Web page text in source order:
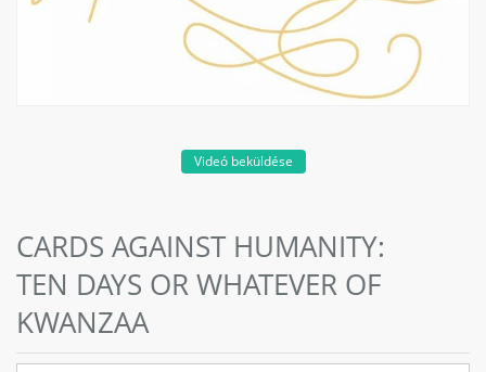
Videó beküldése
CARDS AGAINST HUMANITY:
TEN DAYS OR WHATEVER OF
KWANZAA